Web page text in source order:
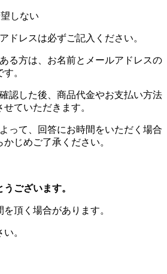
しない
ドレスは必ずご記入ください。
る方は、お名前とメールアドレスの
。
認した後、商品代金やお支払い方法
ていただきます。
って、回答にお時間をいただく場合
じめご了承ください。
ございます。
頂く場合があります。
。